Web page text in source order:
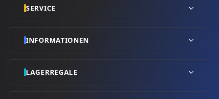
SERVICE
INFORMATIONEN
LAGERREGALE